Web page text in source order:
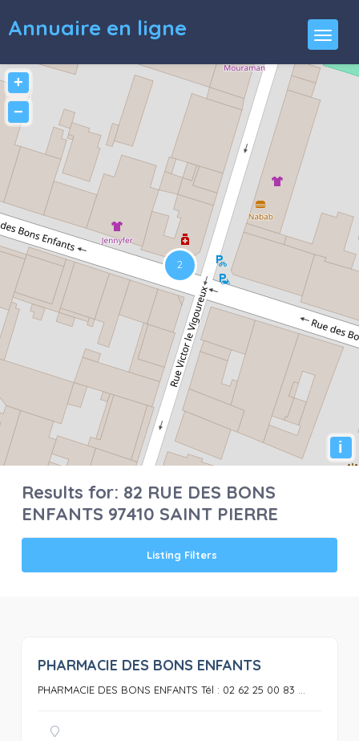
Annuaire en ligne
+
−
i
Results for: 82 RUE DES BONS
ENFANTS 97410 SAINT PIERRE
Listing Filters
PHARMACIE DES BONS ENFANTS
PHARMACIE DES BONS ENFANTS Tél : 02 62 25 00 83 ...